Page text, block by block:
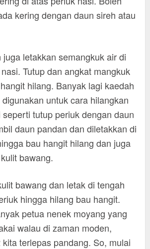
kering dengan daun sireh atau
letakkan semangkuk air di
Tutup dan angkat mangkuk
hilang. Banyak lagi kaedah
untuk cara hilangkan
tutup periuk dengan daun
daun pandan dan diletakkan di
bau hangit hilang dan juga
bawang.
bawang dan letak di tengah
hingga hilang bau hangit.
petua nenek moyang yang
walau di zaman moden,
terlepas pandang. So, mulai